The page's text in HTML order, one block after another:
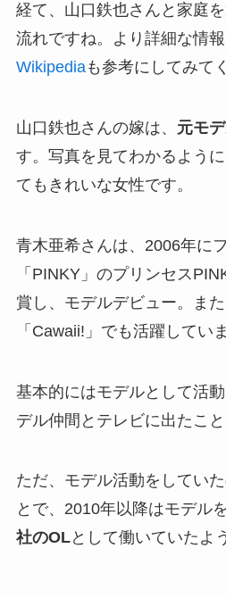
経て、山口鉄也さんと家庭
流れですね。より詳細な情報
Wikipediaも参考にしてみて
山口鉄也さんの嫁は、 元モ
す。写真を見てわかるよう
てもきれいな女性です。
青木亜希さんは、2006年に
「PINKY」のプリンセス
賞し、モデルデビュー。ま
「Cawaii!」でも活躍してい
基本的にはモデルとして活
デル仲間とテレビに出たこと
ただ、モデル活動をしてい
とで、2010年以降はモデル
社のOLとして働いていたよ